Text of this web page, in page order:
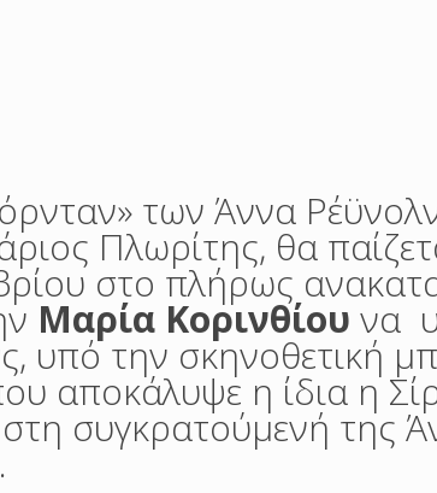
των Άννα
Πλωρίτης, θα
στο πλήρως
Μαρία Κορινθίου να
υπό την σκηνοθετική
αποκάλυψε η ίδια η
συγκρατούμενή της